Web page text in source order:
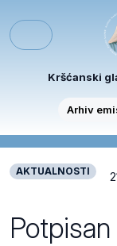
Menu
Kršćanski
Arhiv
AKTUALNOSTI